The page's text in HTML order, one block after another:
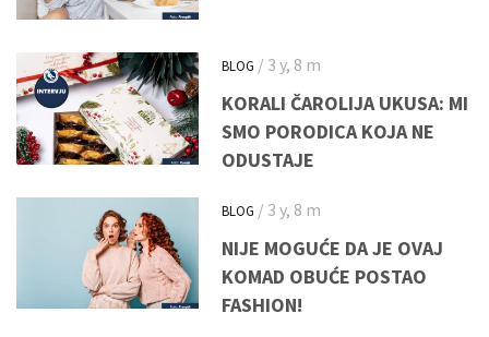
BLOG / 3 y, 8 m
KORALI ČAROLIJA UKUSA: MI
SMO PORODICA KOJA NE
ODUSTAJE
BLOG / 3 y, 8 m
NIJE MOGUĆE DA JE OVAJ
KOMAD OBUĆE POSTAO
FASHION!